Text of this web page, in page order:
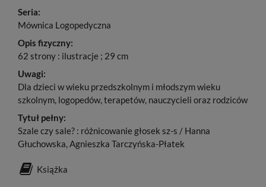
Seria:
Mównica Logopedyczna
Opis fizyczny:
62 strony : ilustracje ; 29 cm
Uwagi:
Dla dzieci w wieku przedszkolnym i młodszym wieku
szkolnym, logopedów, terapetów, nauczycieli oraz rodziców
Tytuł pełny:
Szale czy sale? : różnicowanie głosek sz-s / Hanna
Głuchowska, Agnieszka Tarczyńska-Płatek
Książka